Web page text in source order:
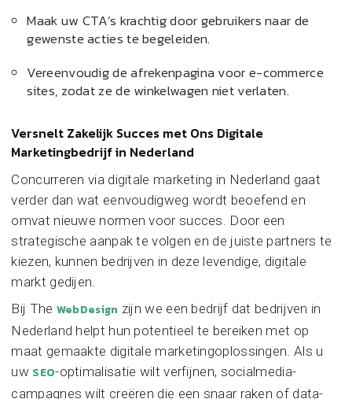
Maak uw CTA’s krachtig door gebruikers naar de
gewenste acties te begeleiden.
Vereenvoudig de afrekenpagina voor e-commerce
sites, zodat ze de winkelwagen niet verlaten.
Versnelt Zakelijk Succes met Ons Digitale
Marketingbedrijf in Nederland
Concurreren via digitale marketing in Nederland gaat
verder dan wat eenvoudigweg wordt beoefend en
omvat nieuwe normen voor succes. Door een
strategische aanpak te volgen en de juiste partners te
kiezen, kunnen bedrijven in deze levendige, digitale
markt gedijen.
Bij The WebDesign zijn we een bedrijf dat bedrijven in
Nederland helpt hun potentieel te bereiken met op
maat gemaakte digitale marketingoplossingen. Als u
uw SEO-optimalisatie wilt verfijnen, socialmedia-
campagnes wilt creëren die een snaar raken of data-